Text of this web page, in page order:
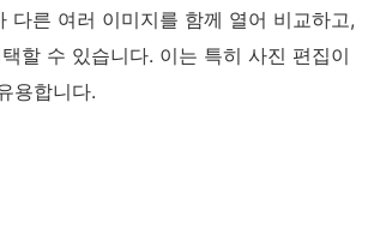
다른 여러 이미지를 함께 열어 비교하고,
할 수 있습니다. 이는 특히 사진 편집이
용합니다.